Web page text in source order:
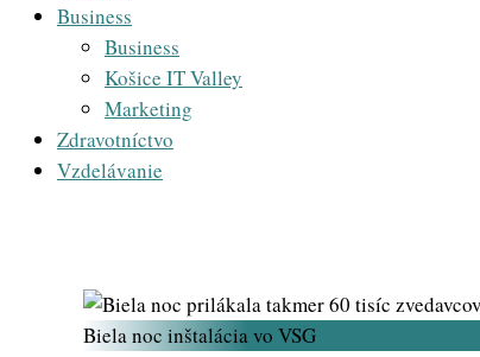
Business
Business
Košice IT Valley
Marketing
Zdravotníctvo
Vzdelávanie
Biela noc inštalácia vo VSG